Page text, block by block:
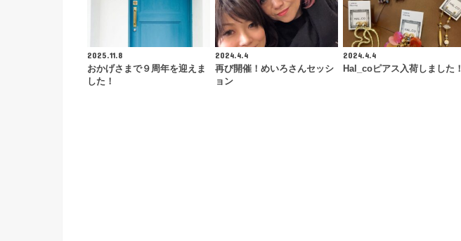
2025.11.8
おかげさまで９周年を迎えま
した！
2024.4.4
再び開催！めいろさんセッシ
ョン
2024.4.4
Hal_coピアス入荷しました！